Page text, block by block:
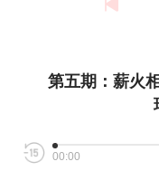
第五期：薪火
00:00